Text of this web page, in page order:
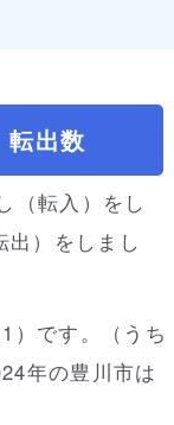
転出数
（転入）をし
出）をしまし
）です。（うち
年の豊川市は